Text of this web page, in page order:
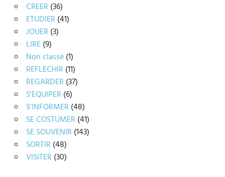
CREER (36)
ETUDIER (41)
JOUER (3)
LIRE(9)
Non classé(1)
REFLECHIR (11)
REGARDER (37)
S'EQUIPER (6)
S'INFORMER (48)
SE COSTUMER (41)
SE SOUVENIR (143)
SORTIR (48)
VISITER (30)